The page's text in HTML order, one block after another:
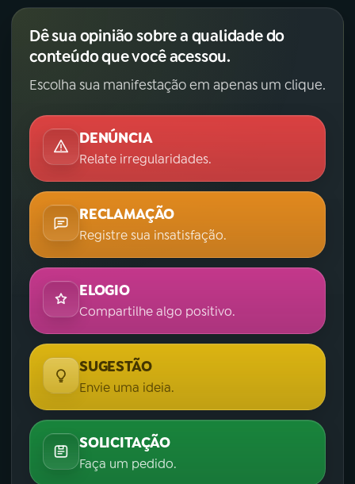
Dê sua opinião sobre a qualidade do
conteúdo que você acessou.
Escolha sua manifestação em apenas um clique.
DENÚNCIA
Relate irregularidades.
RECLAMAÇÃO
Registre sua insatisfação.
ELOGIO
Compartilhe algo positivo.
SUGESTÃO
Envie uma ideia.
SOLICITAÇÃO
Faça um pedido.